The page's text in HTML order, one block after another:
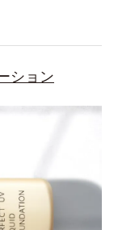
ション